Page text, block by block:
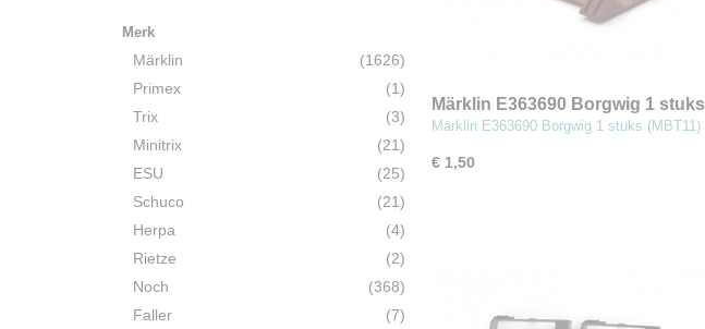
Merk
Märklin
(1626)
Primex
(1)
Trix
(3)
Minitrix
(21)
ESU
(25)
Schuco
(21)
Herpa
(4)
Rietze
(2)
Noch
(368)
Faller
(7)
Märklin E363690 Borgwig 1 stuks
(MBT11)
Märklin E363690 Borgwig 1 stuks (MBT11)
€ 1,50